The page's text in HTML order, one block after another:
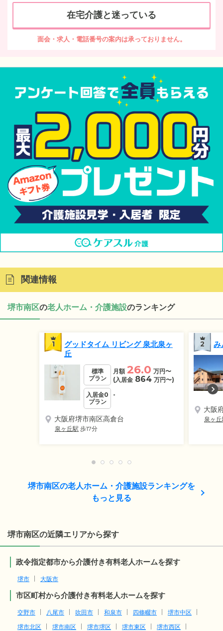
在宅介護と迷っている
面会・求人・電話番号の案内は承っておりません。
関連情報
堺市南区の老人ホーム・介護施設のランキング
1
グッドタイム リビング 泉北泉ヶ
丘
標準
プラン
月額 26.0 万円〜
(入居金 864 万円〜)
入居金0
プラン
-
大阪府堺市南区高倉台
泉ヶ丘駅 歩17分
2 み
大阪
泉ヶ
堺市南区の老人ホーム・介護施設ランキングを
もっと見る
堺市南区の近隣エリアから探す
政令指定都市から介護付き有料老人ホームを探す
堺市 大阪市
市区町村から介護付き有料老人ホームを探す
交野市 八尾市 吹田市 和泉市 四條畷市
堺市中区
堺市北区
堺市南区 堺市堺区 堺市東区
堺市西区